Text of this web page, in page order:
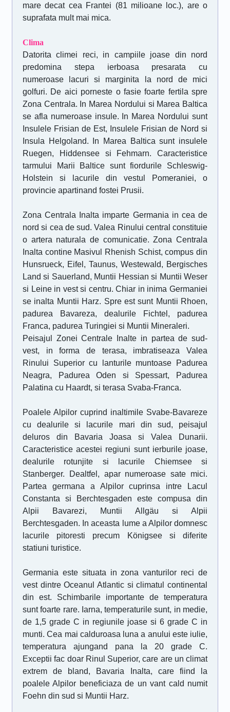
mare decat cea Frantei (81 milioane loc.), are o
suprafata mult mai mica.
Clima
Datorita climei reci, in campiile joase din nord
predomina stepa ierboasa presarata cu
numeroase lacuri si marginita la nord de mici
golfuri. De aici porneste o fasie foarte fertila spre
Zona Centrala. In Marea Nordului si Marea Baltica
se afla numeroase insule. In Marea Nordului sunt
Insulele Frisian de Est, Insulele Frisian de Nord si
Insula Helgoland. In Marea Baltica sunt insulele
Ruegen, Hiddensee si Fehmarn. Caracteristice
tarmului Marii Baltice sunt fiordurile Schleswig-
Holstein si lacurile din vestul Pomeraniei, o
provincie apartinand fostei Prusii.
Zona Centrala Inalta imparte Germania in cea de
nord si cea de sud. Valea Rinului central constituie
o artera naturala de comunicatie. Zona Centrala
Inalta contine Masivul Rhenish Schist, compus din
Hunsrueck, Eifel, Taunus, Westewald, Bergisches
Land si Sauerland, Muntii Hessian si Muntii Weser
si Leine in vest si centru. Chiar in inima Germaniei
se inalta Muntii Harz. Spre est sunt Muntii Rhoen,
padurea Bavareza, dealurile Fichtel, padurea
Franca, padurea Turingiei si Muntii Mineraleri.
Peisajul Zonei Centrale Inalte in partea de sud-
vest, in forma de terasa, imbratiseaza Valea
Rinului Superior cu lanturile muntoase Padurea
Neagra, Padurea Oden si Spessart, Padurea
Palatina cu Haardt, si terasa Svaba-Franca.
Poalele Alpilor cuprind inaltimile Svabe-Bavareze
cu dealurile si lacurile mari din sud, peisajul
deluros din Bavaria Joasa si Valea Dunarii.
Caracteristice acestei regiuni sunt ierburile joase,
dealurile rotunjite si lacurile Chiemsee si
Stanberger. Dealtfel, apar numeroase sate mici.
Partea germana a Alpilor cuprinsa intre Lacul
Constanta si Berchtesgaden este compusa din
Alpii Bavarezi, Muntii Allgäu si Alpii
Berchtesgaden. In aceasta lume a Alpilor domnesc
lacurile pitoresti precum Königsee si diferite
statiuni turistice.
Germania este situata in zona vanturilor reci de
vest dintre Oceanul Atlantic si climatul continental
din est. Schimbarile importante de temperatura
sunt foarte rare. Iarna, temperaturile sunt, in medie,
de 1,5 grade C in regiunile joase si 6 grade C in
munti. Cea mai calduroasa luna a anului este iulie,
temperatura ajungand pana la 20 grade C.
Exceptii fac doar Rinul Superior, care are un climat
extrem de bland, Bavaria Inalta, care fiind la
poalele Alpilor beneficiaza de un vant cald numit
Foehn din sud si Muntii Harz.